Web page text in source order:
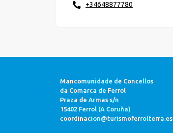
+34648877780
Mancomunidade de Concellos
da Comarca de Ferrol
Praza de Armas s/n
15402 Ferrol (A Coruña)
coordinacion@turismoferrolterra.es